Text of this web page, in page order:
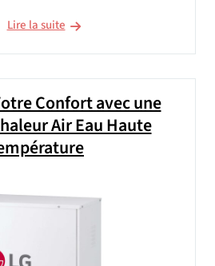
Lire la suite
Confort avec une
Air Eau Haute